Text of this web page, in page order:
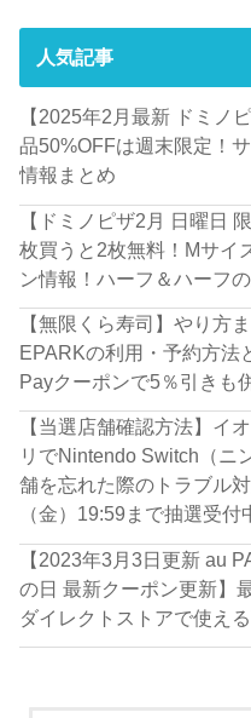
人気記事
【2025年2月最新 ドミノ
品50%OFFは週末限定！
情報まとめ
【ドミノピザ2月 日曜日
枚買うと2枚無料！Mサイ
ン情報！ハーフ＆ハーフの
【無限くら寿司】やり方
EPARKの利用・予約方法
Payクーポンで5％引きも
【当選店舗確認方法】イ
リでNintendo Switch（ニ
舗を忘れた際のトラブル
（金）19:59まで抽選受付
【2023年3月3日更新 au
の日 最新クーポン更新】
ダイレクトストアで使え